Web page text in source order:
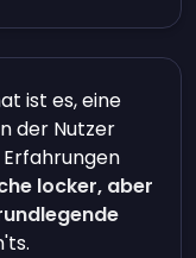
ist es, eine
der Nutzer
locker, aber